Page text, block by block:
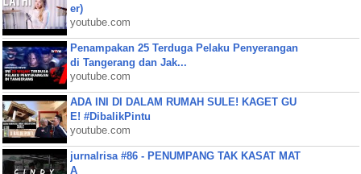
er)
youtube.com
Penampakan 25 Terduga Pelaku Penyerangan
di Tangerang dan Jak...
youtube.com
ADA INI DI DALAM RUMAH SULE! KAGET GU
E! #DibalikPintu
youtube.com
jurnalrisa #86 - PENUMPANG TAK KASAT MAT
A